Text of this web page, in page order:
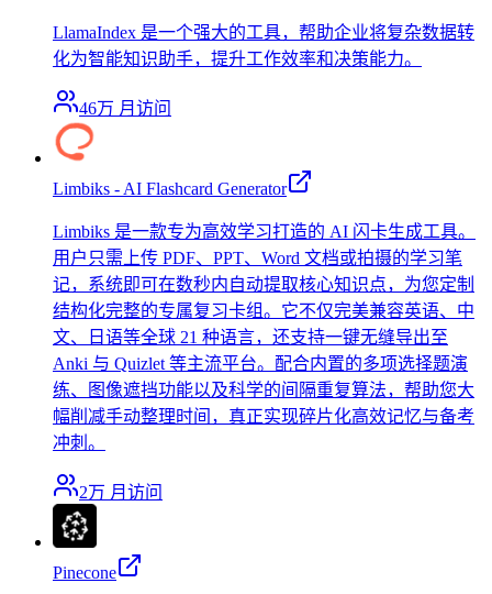
LlamaIndex 是一个强大的工具，帮助企业将复杂数据转
化为智能知识助手，提升工作效率和决策能力。
46万 月访问
Limbiks - AI Flashcard Generator
Limbiks 是一款专为高效学习打造的 AI 闪卡生成工具。
用户只需上传 PDF、PPT、Word 文档或拍摄的学习笔
记，系统即可在数秒内自动提取核心知识点，为您定制
结构化完整的专属复习卡组。它不仅完美兼容英语、中
文、日语等全球 21 种语言，还支持一键无缝导出至
Anki 与 Quizlet 等主流平台。配合内置的多项选择题演
练、图像遮挡功能以及科学的间隔重复算法，帮助您大
幅削减手动整理时间，真正实现碎片化高效记忆与备考
冲刺。
2万 月访问
Pinecone